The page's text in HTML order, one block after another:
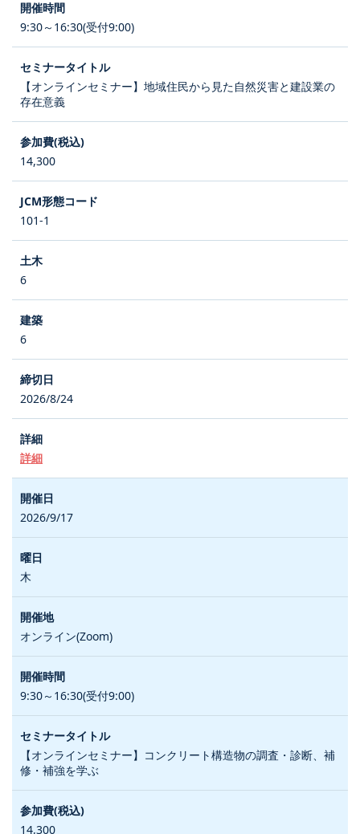
9:30～16:30(受付9:00)
【オンラインセミナー】地域住民から見た自然災害と建設業の
存在意義
14,300
101-1
6
6
2026/8/24
詳細
2026/9/17
木
オンライン(Zoom)
9:30～16:30(受付9:00)
【オンラインセミナー】コンクリート構造物の調査・診断、補
修・補強を学ぶ
14,300